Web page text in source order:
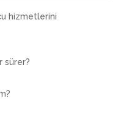
hizmetlerini
sürer?